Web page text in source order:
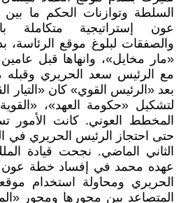
السلطة وتوازنات الحكم ما بين
عون إستراتيجية متكاملة
«مار مخايل»، وانهاها قبل
مع الرئيس سعد الحريري وقبله
بعد «الرئيس القوي» كان
لتشكيل «حكومة العهد»،
المخطط العوني. كانت الأمور
الثاني الماضي. نجحت قيادة
عهده محمد في إفساد خطة عون
الحريري ومحاولة استخدام
المتصاعد بين محورها ومحور